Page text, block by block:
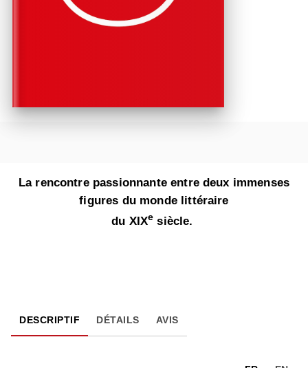
La rencontre passionnante entre deux immenses
figures du monde littéraire
du XIXe siècle.
DESCRIPTIF DÉTAILS AVIS